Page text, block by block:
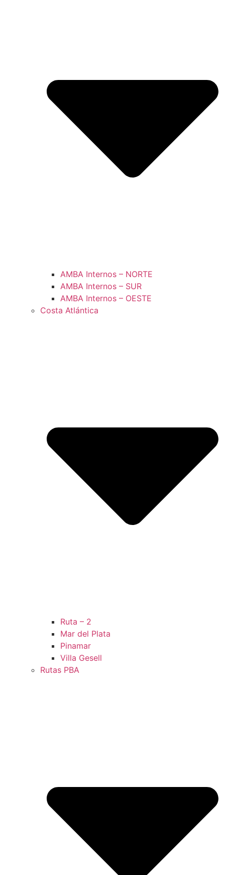
AMBA Internos – NORTE
AMBA Internos – SUR
AMBA Internos – OESTE
Costa Atlántica
Ruta – 2
Mar del Plata
Pinamar
Villa Gesell
Rutas PBA